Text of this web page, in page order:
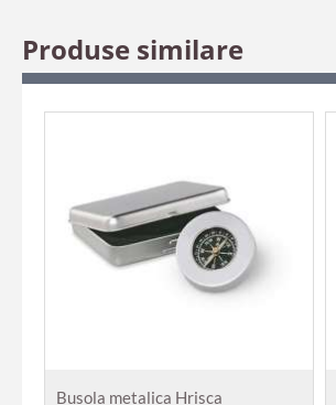
Produse similare
Busola metalica Hrisca